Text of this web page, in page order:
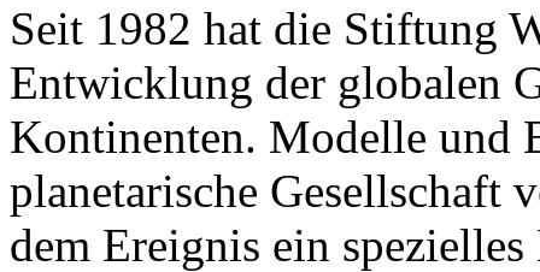
Seit 1982 hat die Stiftung
Entwicklung der globalen
Kontinenten. Modelle und
planetarische Gesellschaft
dem Ereignis ein